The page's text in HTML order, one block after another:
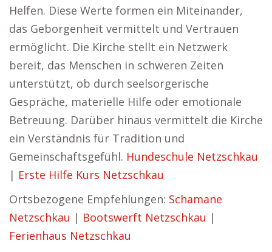
Helfen. Diese Werte formen ein Miteinander,
das Geborgenheit vermittelt und Vertrauen
ermöglicht. Die Kirche stellt ein Netzwerk
bereit, das Menschen in schweren Zeiten
unterstützt, ob durch seelsorgerische
Gespräche, materielle Hilfe oder emotionale
Betreuung. Darüber hinaus vermittelt die Kirche
ein Verständnis für Tradition und
Gemeinschaftsgefühl. Hundeschule Netzschkau
| Erste Hilfe Kurs Netzschkau
Ortsbezogene Empfehlungen: Schamane
Netzschkau | Bootswerft Netzschkau |
Ferienhaus Netzschkau